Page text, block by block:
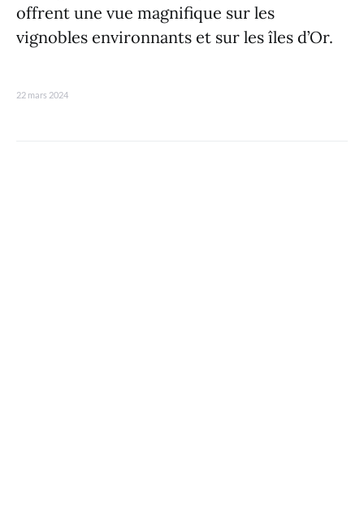
offrent une vue magnifique sur les
vignobles environnants et sur les îles d’Or.
22 mars 2024